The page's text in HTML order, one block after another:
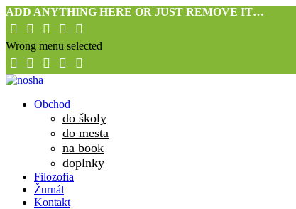
ADD ANYTHING HERE OR JUST REMOVE IT…
Wrong menu selected
Obchod
do školy
do mesta
na book
doplnky
Filozofia
Žurnál
Kontakt